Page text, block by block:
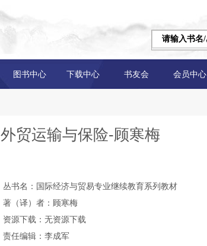
图书中心 下载中心 书友会 会员中心
外贸运输与保险-顾寒梅
丛书名：国际经济与贸易专业继续教育系列教材
著（译）者：顾寒梅
资源下载：无资源下载
责任编辑：李成军